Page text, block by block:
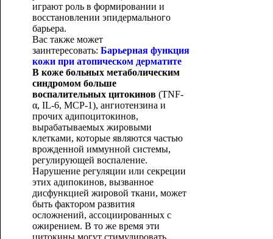
играют роль в формировании и
восстановлении эпидермального
барьера.
Вас также может
заинтересовать: Барьерная функция
кожи при атопическом дерматите
В коже больных метаболическим
синдромом больше
воспалительных цитокинов(TNF-
α, IL-6, MCP-1), ангиотензина и
прочих адипоцитокинов,
вырабатываемых жировыми
клетками, которые являются частью
врожденной иммунной системы,
регулирующей воспаление.
Нарушение регуляции или секреции
этих адипокинов, вызванное
дисфункцией жировой ткани, может
быть фактором развития
осложнений, ассоциированных с
ожирением. В то же время эти
цитокины могут стимулировать